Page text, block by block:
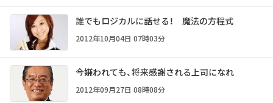
誰でもロジカルに話せる！ 魔法の方程式
2012年10月04日 07時03分
今嫌われても、将来感謝される上司になれ
2012年09月27日 08時08分